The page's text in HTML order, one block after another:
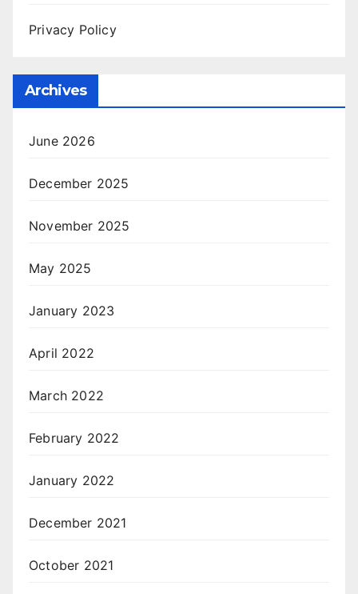
Privacy Policy
Archives
June 2026
December 2025
November 2025
May 2025
January 2023
April 2022
March 2022
February 2022
January 2022
December 2021
October 2021